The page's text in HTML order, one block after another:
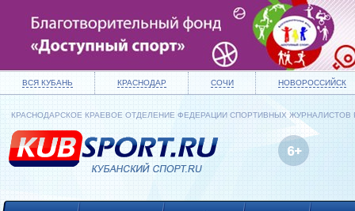
ВСЯ КУБАНЬ КРАСНОДАР СОЧИ НОВОРОССИЙСК
КРАСНОДАРСКОЕ КРАЕВОЕ ОТДЕЛЕНИЕ ФЕДЕРАЦИИ СПОРТИВНЫХ ЖУРНАЛИСТОВ